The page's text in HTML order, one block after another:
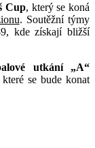
Cup, který se koná
. Soutěžní týmy
kde získají bližší
utkání „A“
které se bude konat